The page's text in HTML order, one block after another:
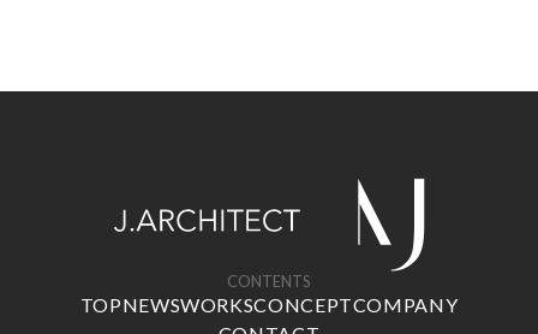
CONTENTS
TOPNEWSWORKSCONCEPTCOMPANY